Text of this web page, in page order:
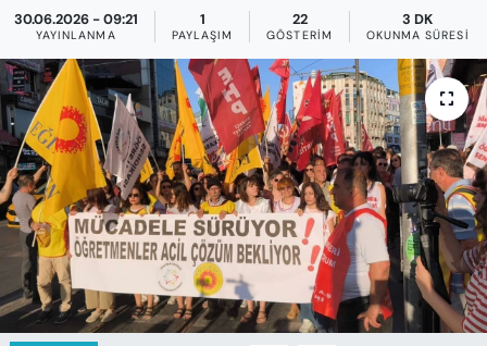
30.06.2026 - 09:21
YAYINLANMA
1
PAYLAŞIM
22
GÖSTERIM
3 DK
OKUNMA SÜRESI
KADIN
SAĞLIK
SPOR
KÜLTÜR-SANAT
MAGAZİN
ÖZEL HABER
Haber Arşivi